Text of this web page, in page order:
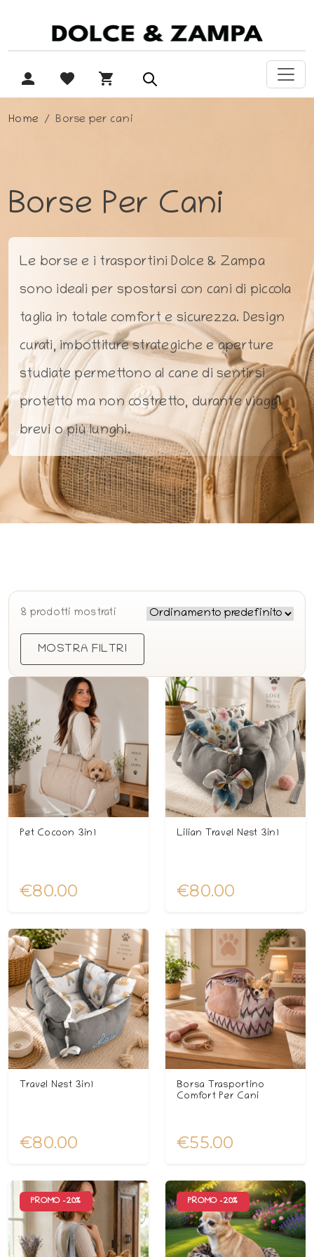
Home Borse per cani
Borse Per Cani
Le borse e i trasportini Dolce & Zampa
sono ideali per spostarsi con cani di piccola
taglia in totale comfort e sicurezza. Design
curati, imbottiture strategiche e aperture
studiate permettono al cane di sentirsi
protetto ma non costretto, durante viaggi
brevi o più lunghi.
8 prodotti mostrati
MOSTRA FILTRI
Pet Cocoon 3in1
€80.00
Lilian Travel Nest 3in1
€80.00
Travel Nest 3in1
€80.00
Borsa Trasportino
Comfort Per Cani
€55.00
PROMO -20% PROMO -20%